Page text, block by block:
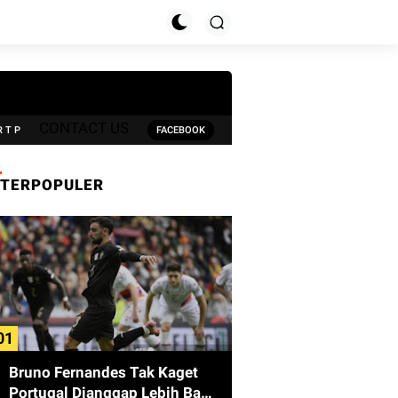
T P FACEBOOK
TERPOPULER
Bruno Fernandes Tak Kaget
Portugal Dianggap Lebih Baik